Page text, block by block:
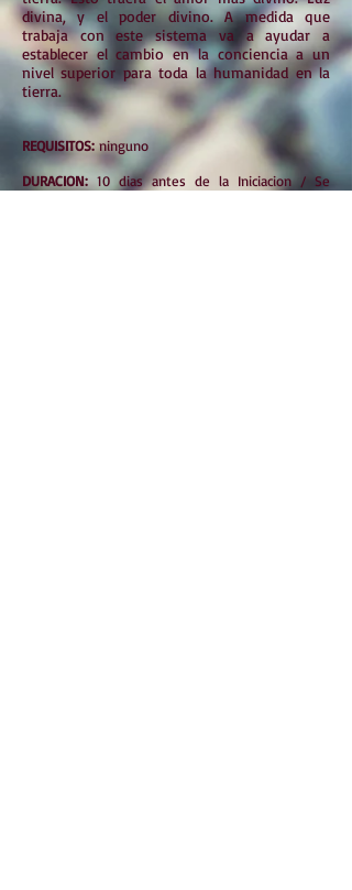
divina, y el poder divino. A medida que
trabaja con este sistema va a ayudar a
establecer el cambio en la conciencia a un
nivel superior para toda la humanidad en la
tierra.
REQUISITOS:ninguno
DURACION: 10 dias antes de la Iniciacion / Se